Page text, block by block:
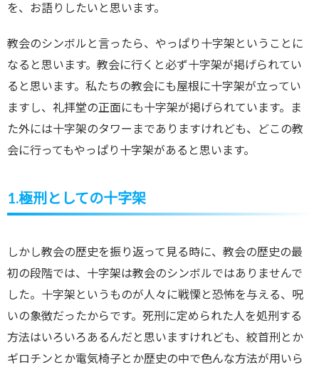
を、お語りしたいと思います。
教会のシンボルと言ったら、やっぱり十字架ということに
なると思います。教会に行くと必ず十字架が掲げられてい
ると思います。私たちの教会にも屋根に十字架が立ってい
ますし、礼拝堂の正面にも十字架が掲げられています。ま
た外には十字架のタワーまでありますけれども、どこの教
会に行ってもやっぱり十字架があると思います。
1.極刑としての十字架
しかし教会の歴史を振り返って見る時に、教会の歴史の最
初の段階では、十字架は教会のシンボルではありませんで
した。十字架というものが人々に戦慄と恐怖を与える、呪
いの象徴だったからです。死刑に定められた人を処刑する
方法はいろいろあるんだと思いますけれども、絞首刑とか
ギロチンとか電気椅子とか歴史の中で色んな方法が用いら